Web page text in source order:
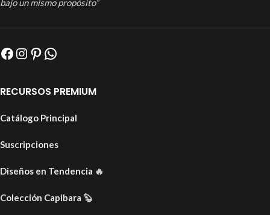
bajo un mismo propósito”
RECURSOS PREMIUM
Catálogo Principal
Suscripciones
Diseños en Tendencia 🔥
Colección Capibara 🦫